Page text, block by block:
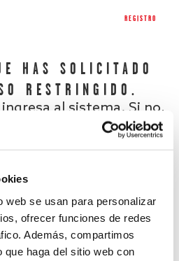
web se usan para personalizar
ofrecer funciones de redes
Además, compartimos
haga del sitio web con
REGISTRO
HAS SOLICITADO
RESTRINGIDO.
al sistema. Si no,